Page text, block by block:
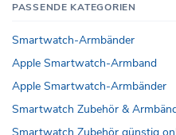
PASSENDE KATEGORIEN
Smartwatch-Armbänder
Apple Smartwatch-Armband
Apple Smartwatch-Armbänder
Smartwatch Zubehör &